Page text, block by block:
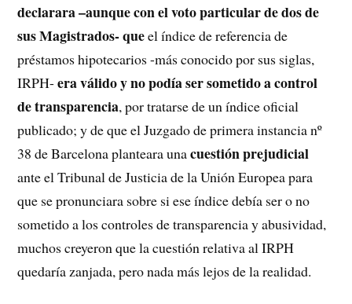
declarara –aunque con el voto particular de dos de
sus Magistrados- queel índice de referencia de
préstamos hipotecarios -más conocido por sus siglas,
IRPH-era válido y no podía ser sometido a control
de transparencia, por tratarse de un índice oficial
publicado; y de que el Juzgado de primera instancia nº
38 de Barcelona planteara unacuestión prejudicial
ante el Tribunal de Justicia de la Unión Europea para
que se pronunciara sobre si ese índice debía ser o no
sometido a los controles de transparencia y abusividad,
muchos creyeron que la cuestión relativa al IRPH
quedaría zanjada, pero nada más lejos de la realidad.